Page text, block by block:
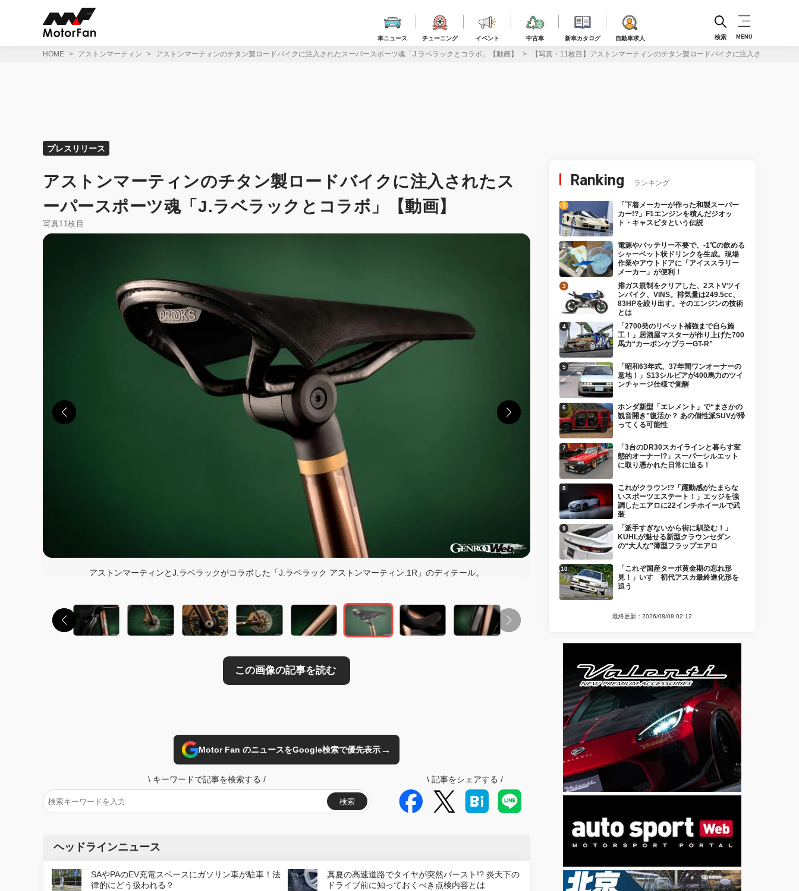
車ニュース チューニング イベント 中古車 新車カタログ 自動車求人 検索 MENU
HOME アストンマーティン アストンマーティンのチタン製ロードバイクに注入されたスーパースポーツ魂「J.ラベラックとコラボ」【動画】 【写真・11枚目】アストンマーティンのチタン製ロードバイクに注入されたスー
プレスリリース
アストンマーティンのチタン製ロードバイクに注入されたス
ーパースポーツ魂「J.ラベラックとコラボ」【動画】
写真11枚目
アストンマーティンとJ.ラベラックがコラボした「J.ラベラック アストンマーティン.1R」のディテール。
この画像の記事を読む
Motor Fan のニュースをGoogle検索で優先表示→
\ キーワードで記事を検索する /
検索
\ 記事をシェアする /
ヘッドラインニュース
SAやPAのEV充電スペースにガソリン車が駐車！法
律的にどう扱われる？
真夏の高速道路でタイヤが突然バースト!? 炎天下の
ドライブ前に知っておくべき点検内容とは
Ranking ランキング
「下着メーカーが作った和製スーパー
カー!?」F1エンジンを積んだジオッ
ト・キャスピタという伝説
電源やバッテリー不要で、-1℃の飲める
シャーベット状ドリンクを生成。現場
作業やアウトドアに「アイススラリー
メーカー」が便利！
排ガス規制をクリアした、2ストVツイ
ンバイク、VINS。排気量は249.5cc、
83HPを絞り出す。そのエンジンの技術
とは
「2700発のリベット補強まで自ら施
工！」居酒屋マスターが作り上げた700
馬力“カーボンケブラーGT-R”
「昭和63年式、37年間ワンオーナーの
意地！」S13シルビアが400馬力のツイ
ンチャージ仕様で覚醒
ホンダ新型「エレメント」で“まさかの
観音開き”復活か？ あの個性派SUVが帰
ってくる可能性
「3台のDR30スカイラインと暮らす変
態的オーナー!?」スーパーシルエット
に取り憑かれた日常に迫る！
これがクラウン!?「躍動感がたまらな
いスポーツエステート！」エッジを強
調したエアロに22インチホイールで武
装
「派手すぎないから街に馴染む！」
KUHLが魅せる新型クラウンセダン
の“大人な”薄型フラップエアロ
「これぞ国産ターボ黄金期の忘れ形
見！」いすゞ初代アスカ最終進化形を
追う
最終更新：2026/08/08 02:12